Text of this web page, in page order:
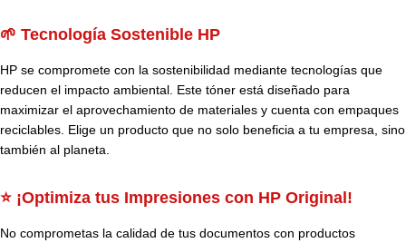
🌱 Tecnología Sostenible HP
HP se compromete con la sostenibilidad mediante tecnologías que
reducen el impacto ambiental. Este tóner está diseñado para
maximizar el aprovechamiento de materiales y cuenta con empaques
reciclables. Elige un producto que no solo beneficia a tu empresa, sino
también al planeta.
⭐ ¡Optimiza tus Impresiones con HP Original!
No comprometas la calidad de tus documentos con productos